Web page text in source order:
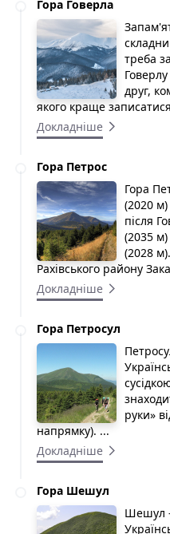
Гора Говерла
треба
друг,
якого краще
Докладніше
Гора Петрос
Гора
(2020
після
(2035 м)
(2028
Рахівського району
Докладніше
Гора Петросул
руки»
напрямку). ...
Докладніше
Гора Шешул
Шешул